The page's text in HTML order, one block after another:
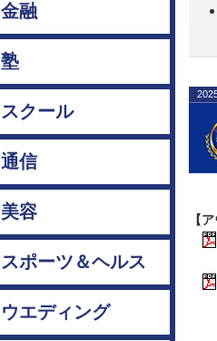
金融
塾
スクール
通信
美容
スポーツ＆ヘルス
ウエディング
【